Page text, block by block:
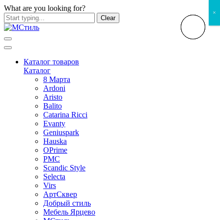
What are you looking for?
Clear
Каталог товаров
Каталог
8 Марта
Ardoni
Aristo
Balito
Catarina Ricci
Evanty
Geniuspark
Hauska
OPrime
PMC
Scandic Style
Selecta
Virs
АртСквер
Добрый стиль
Мебель Ярцево
×